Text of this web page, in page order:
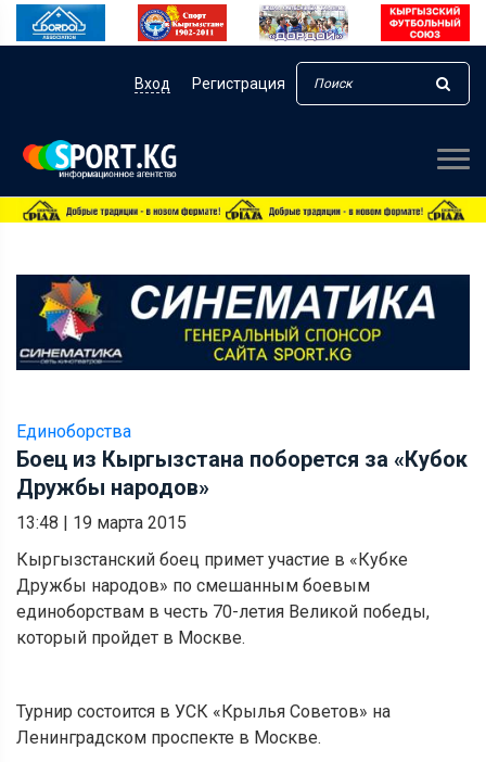
Вход Регистрация
Единоборства
Боец из Кыргызстана поборется за «Кубок
Дружбы народов»
13:48 | 19 марта 2015
Кыргызстанский боец примет участие в «Кубке
Дружбы народов» по смешанным боевым
единоборствам в честь 70-летия Великой победы,
который пройдет в Москве.
Турнир состоится в УСК «Крылья Советов» на
Ленинградском проспекте в Москве.